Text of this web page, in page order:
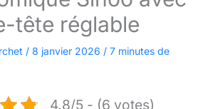
tête réglable
/ 8 janvier 2026 / 7 minutes de
4.8/5 - (6 votes)